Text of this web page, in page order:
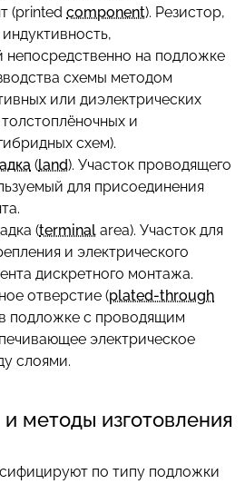
(printed component). Резистор,
на подложке
схемы методом
или диэлектрических
и
схем).
(land). Участок проводящего
для присоединения
(terminal area). Участок для
и электрического
дискретного монтажа.
отверстие (plated-through
подложке с проводящим
электрическое
слоями.
методы изготовления
по типу подложки